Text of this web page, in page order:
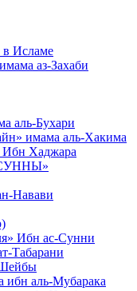
в Исламе
аз-Захаби
аль-Бухари
имама аль-Хакима
Ибн Хаджара
Навави
Ибн ас-Сунни
Табарани
ибн аль-Мубарака